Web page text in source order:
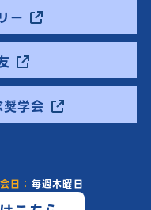
ー
学会
日： 毎週木曜日